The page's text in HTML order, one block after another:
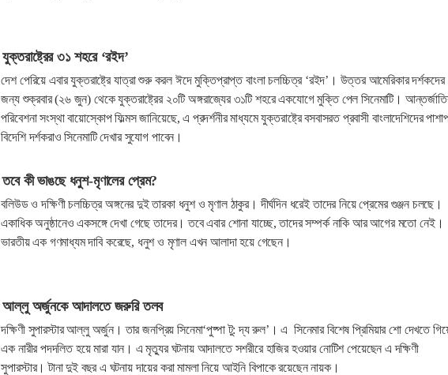
যুক্তরাষ্ট্রের ৩১ শহরে ‘রইদ’
দেশ পেরিয়ে এবার যুক্তরাষ্ট্রে যাত্রা শুরু করল ঈদে মুক্তিপ্রাপ্ত বাংলা চলচ্চিত্র ‘রইদ’। উত্তর আমেরিকার দর্শকদের
জন্য শুক্রবার (২৬ জুন) থেকে যুক্তরাষ্ট্রের ২০টি অঙ্গরাজ্যের ৩১টি শহরে একযোগে মুক্তি পেল সিনেমাটি।
পরিবেশনা সংস্থা বায়োস্কোপ ফিল্মস জানিয়েছে, এ প্রদর্শনীর মাধ্যমে যুক্তরাষ্ট্রে বসবাসরত প্রবাসী বাংলাদেশিদের
বিদেশি দর্শকরাও সিনেমাটি দেখার সুযোগ পাবেন।
তবে কী ভাঙছে ধনুশ-মৃণালের প্রেম?
বলিউড ও দক্ষিণী চলচ্চিত্র অঙ্গনের দুই তারকা ধনুশ ও মৃণাল ঠাকুর। দীর্ঘদিন ধরেই তাদের নিয়ে প্রেমের গুঞ্জন চলছে।
একাধিক অনুষ্ঠানেও একসঙ্গে দেখা গেছে তাদের। তবে এবার শোনা যাচ্ছে, তাদের সম্পর্ক নাকি আর আগের মতো নেই।
ভারতীয় এক গণমাধ্যম দাবি করেছে, ধনুশ ও মৃণাল এখন আলাদা হয়ে গেছেন।
আল্লু অর্জুনকে আদালতে জরুরি তলব
দক্ষিণী সুপারস্টার আল্লু অর্জুন। তার জনপ্রিয় সিনেমা‘পুষ্পা টু: দ্য রুল’। এ সিনেমার বিশেষ প্রিমিয়ার শো দেখতে
এক নারীর পদদলিত হয়ে মারা যান। এ মৃত্যুর ঘটনায় আদালতে সশরীরে হাজির হওয়ার নোটিশ পেয়েছেন এ দক্ষিণী
সুপারস্টার। টানা দুই বছর এ ঘটনায় দায়ের করা মামলা নিয়ে আইনি বিপাকে রয়েছেন নায়ক।